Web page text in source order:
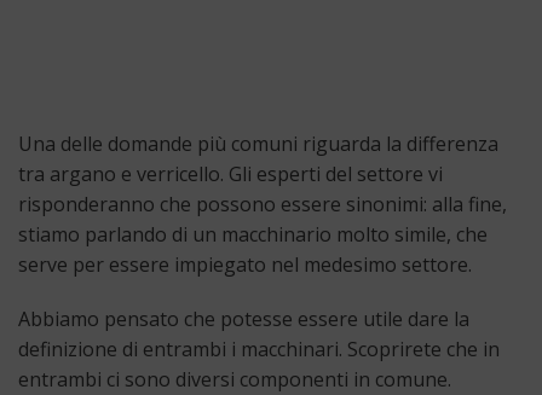
Una delle domande più comuni riguarda la differenza
tra argano e verricello. Gli esperti del settore vi
risponderanno che possono essere sinonimi: alla fine,
stiamo parlando di un macchinario molto simile, che
serve per essere impiegato nel medesimo settore.
Abbiamo pensato che potesse essere utile dare la
definizione di entrambi i macchinari. Scoprirete che in
entrambi ci sono diversi componenti in comune.